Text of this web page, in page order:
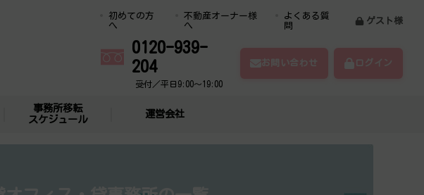
初めての方
へ
不動産オーナー様
へ
よくある質
問
ゲスト様
0120-939-
204
受付／平日9:00～19:00
お問い合わせ ログイン
事務所移転
スケジュール
運営会社